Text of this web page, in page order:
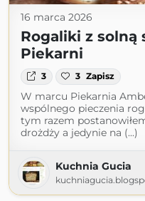
16 marca 2026
Rogaliki z solną
Piekarni
3 3 Zapisz
W marcu Piekarnia
wspólnego pieczenia
tym razem
drożdży a jedynie na (...)
Kuchnia Gucia